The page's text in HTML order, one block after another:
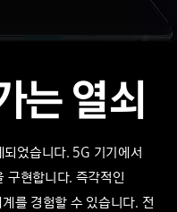
는 열쇠
었습니다. 5G 기기에서
구현합니다. 즉각적인
를경험할 수 있습니다. 전